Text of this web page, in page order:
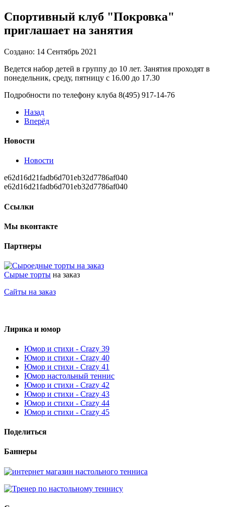
Спортивный клуб "Покровка"
приглашает на занятия
Создано: 14 Сентябрь 2021
Ведется набор детей в группу до 10 лет. Занятия проходят в
понедельник, среду, пятницу с 16.00 до 17.30
Подробности по телефону клуба 8(495) 917-14-76
Назад
Вперёд
Новости
Новости
e62d16d21fadb6d701eb32d7786af040
e62d16d21fadb6d701eb32d7786af040
Ссылки
Мы вконтакте
Партнеры
Сырые торты на заказ
Сайты на заказ
Лирика и юмор
Юмор и стихи - Crazy 39
Юмор и стихи - Crazy 40
Юмор и стихи - Crazy 41
Юмор настольный теннис
Юмор и стихи - Crazy 42
Юмор и стихи - Crazy 43
Юмор и стихи - Crazy 44
Юмор и стихи - Crazy 45
Поделиться
Баннеры